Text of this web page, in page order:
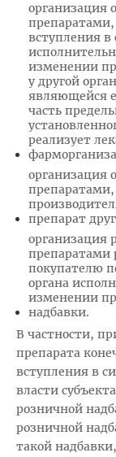
организация
препаратами,
вступления в
изменении
у другой
являющейся
часть
реализует
организация
препаратами,
препарат
организация
препаратами
покупателю
органа
изменении
надбавки.
В частности,
препарата
вступления в
власти
розничной
розничной
такой